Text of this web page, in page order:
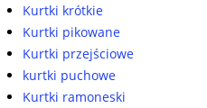
Kurtki krótkie
Kurtki pikowane
Kurtki przejściowe
kurtki puchowe
Kurtki ramoneski